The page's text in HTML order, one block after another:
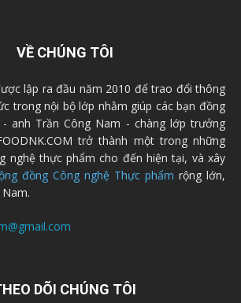
VỀ CHÚNG TÔI
lập ra đầu năm 2010 để trao đổi thông
trong nội bộ lớp nhằm giúp các bạn đồng
anh Trần Công Nam - chàng lớp trưởng
trở thành một trong những
nghệ thực phẩm cho đến hiện tại, và xây
đồng Công nghệ Thực phẩm rộng lớn,
DÕI CHÚNG TÔI